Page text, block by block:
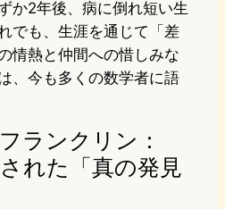
か2年後、病に倒れ短い生
でも、生涯を通じて「差
情熱と仲間への惜しみな
、今も多くの数学者に語
ランクリン：
れた「真の発見